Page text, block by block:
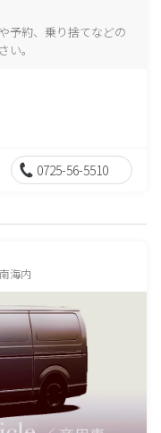
予約、乗り捨てなどの
。
0725-56-5510
海内